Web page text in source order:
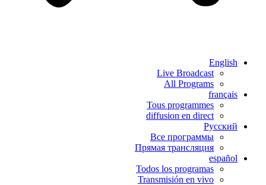
English
Live Broadcast
All Programs
français
Tous programmes
diffusion en direct
Русский
Все программы
Прямая трансляция
español
Todos los programas
Transmisión en vivo